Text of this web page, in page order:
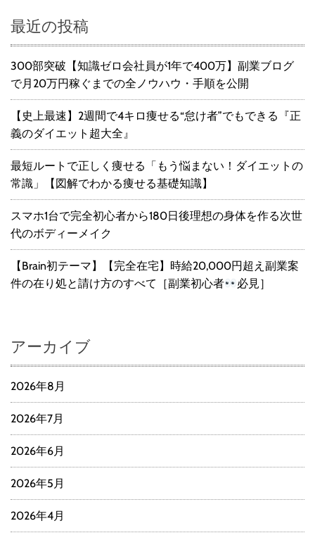
最近の投稿
300部突破【知識ゼロ会社員が1年で400万】副業ブログ
で月20万円稼ぐまでの全ノウハウ・手順を公開
【史上最速】2週間で4キロ痩せる“怠け者”でもできる『正
義のダイエット超大全』
最短ルートで正しく痩せる「もう悩まない！ダイエットの
常識」【図解でわかる痩せる基礎知識】
スマホ1台で完全初心者から180日後理想の身体を作る次世
代のボディーメイク
【Brain初テーマ】【完全在宅】時給20,000円超え副業案
件の在り処と請け方のすべて［副業初心者
必見］
アーカイブ
2026年8月
2026年7月
2026年6月
2026年5月
2026年4月